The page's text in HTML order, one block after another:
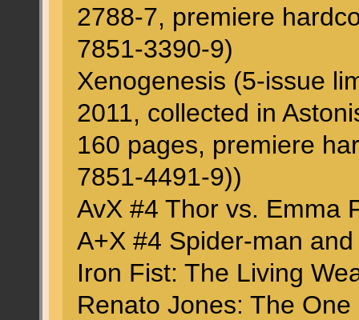
2788-7, premiere
7851-3390-9)
Xenogenesis (5-issue
2011, collected in
160 pages, premiere
7851-4491-9))
AvX #4 Thor vs. Emma
A+X #4 Spider-man
Iron Fist: The Living
Renato Jones: The